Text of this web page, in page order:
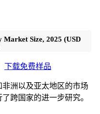
Market Size, 2025 (USD
下载免费样品
洲以及亚太地区的市场
跨国家的进一步研究。